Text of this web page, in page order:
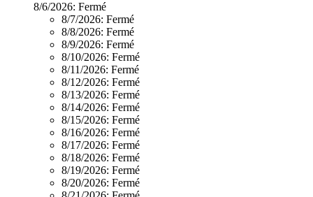
8/6/2026: Fermé
8/7/2026: Fermé
8/8/2026: Fermé
8/9/2026: Fermé
8/10/2026: Fermé
8/11/2026: Fermé
8/12/2026: Fermé
8/13/2026: Fermé
8/14/2026: Fermé
8/15/2026: Fermé
8/16/2026: Fermé
8/17/2026: Fermé
8/18/2026: Fermé
8/19/2026: Fermé
8/20/2026: Fermé